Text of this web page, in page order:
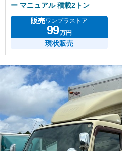
ー マニュアル 積載2トン
販売ワンプラストア
99万円
現状販売